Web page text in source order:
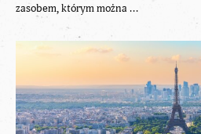
zasobem, którym można ...